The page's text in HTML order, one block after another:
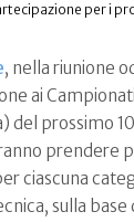
per i
, nella riunione
ai
del prossimo
prendere
ciascuna
sulla